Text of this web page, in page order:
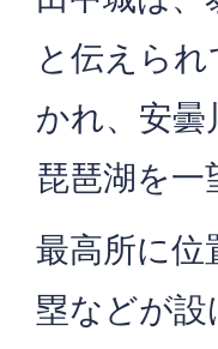
と伝えら
かれ、安曇
琵琶湖を
最高所に位
塁などが